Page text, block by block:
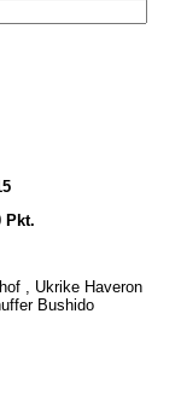
Pkt.
, Ukrike Haveron
Bushido